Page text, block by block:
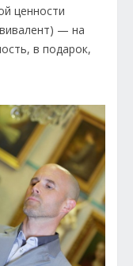
ценности
— на
в подарок,